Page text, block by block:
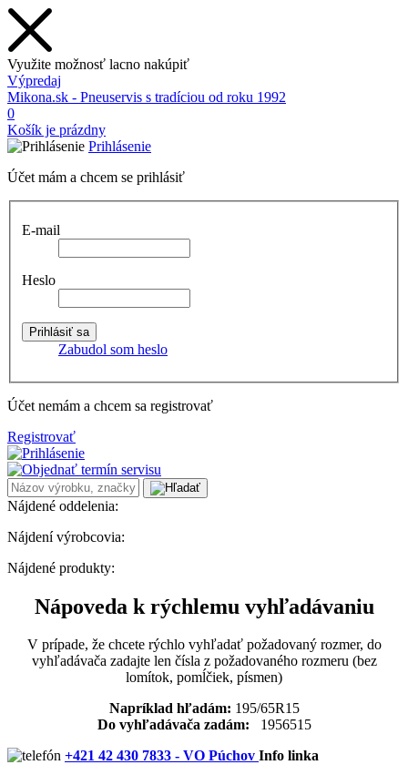
Využite možnosť lacno nakúpiť
Výpredaj
Mikona.sk - Pneuservis s tradíciou od roku 1992
0
Košík je prázdny
Prihlásenie
Účet mám a chcem se prihlásiť
E-mail
Heslo
Zabudol som heslo
Účet nemám a chcem sa registrovať
Registrovať
Nájdené oddelenia:
Nájdení výrobcovia:
Nájdené produkty:
Nápoveda k rýchlemu vyhľadávaniu
V prípade, že chcete rýchlo vyhľadať požadovaný rozmer, do
vyhľadávača zadajte len čísla z požadovaného rozmeru (bez
lomítok, pomĺčiek, písmen)
Napríklad hľadám: 195/65R15
Do vyhľadávača zadám: 1956515
+421 42 430 7833 - VO Púchov Info linka